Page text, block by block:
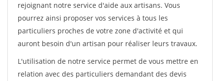
rejoignant notre service d'aide aux artisans. Vous
pourrez ainsi proposer vos services à tous les
particuliers proches de votre zone d'activité et qui
auront besoin d'un artisan pour réaliser leurs travaux.
L'utilisation de notre service permet de vous mettre en
relation avec des particuliers demandant des devis